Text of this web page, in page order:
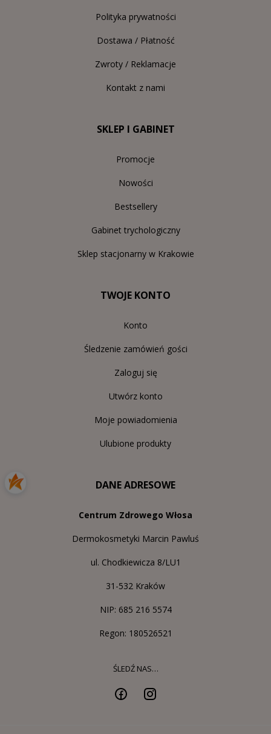
Polityka prywatności
Dostawa / Płatność
Zwroty / Reklamacje
Kontakt z nami
SKLEP I GABINET
Promocje
Nowości
Bestsellery
Gabinet trychologiczny
Sklep stacjonarny w Krakowie
TWOJE KONTO
Konto
Śledzenie zamówień gości
Zaloguj się
Utwórz konto
Moje powiadomienia
Ulubione produkty
DANE ADRESOWE
Centrum Zdrowego Włosa
Dermokosmetyki Marcin Pawluś
ul. Chodkiewicza 8/LU1
31-532 Kraków
NIP: 685 216 5574
Regon: 180526521
ŚLEDŹ NAS…